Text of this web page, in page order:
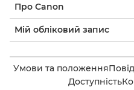
Про Canon
Мій обліковий запис
Умови та положення
Доступність